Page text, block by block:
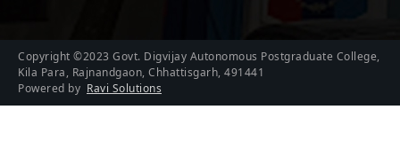
Copyright ©2023 Govt. Digvijay Autonomous Postgraduate College,
Kila Para, Rajnandgaon, Chhattisgarh, 491441
Powered by Ravi Solutions